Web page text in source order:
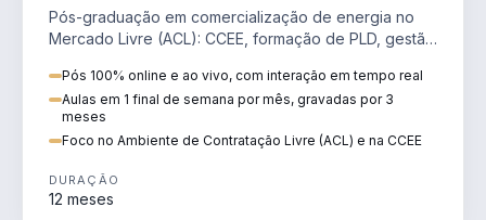
Pós-graduação em comercialização de energia no
Mercado Livre (ACL): CCEE, formação de PLD, gestão
Pós 100% online e ao vivo, com interação em tempo real
Aulas em 1 final de semana por mês, gravadas por 3
meses
Foco no Ambiente de Contratação Livre (ACL) e na CCEE
DURAÇÃO
12 meses